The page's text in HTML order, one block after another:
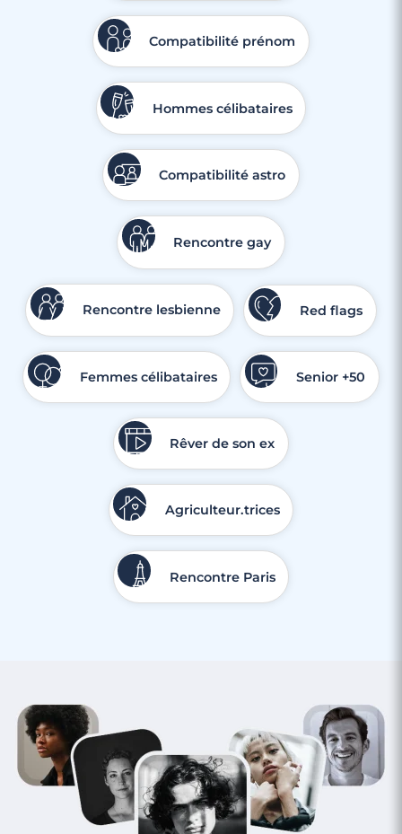
Compatibilité prénom
Hommes célibataires
Compatibilité astro
Rencontre gay
Rencontre lesbienne Red flags
Femmes célibataires Senior +50
Rêver de son ex
Agriculteur.trices
Rencontre Paris